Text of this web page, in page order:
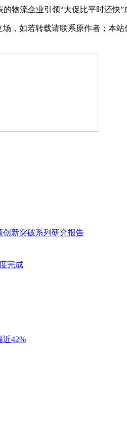
物流企业引领“大促比平时还快”
，如若转载请联系原作者；本
创新突破系列研究报告
完成
42%